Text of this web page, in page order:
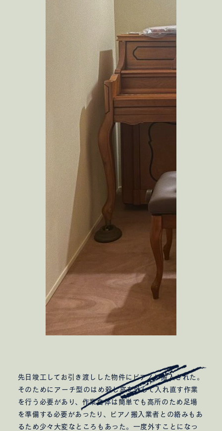
先日竣工してお引き渡しした物件にピアノが搬入された。
そのためにアーチ型のはめ殺し窓を外して入れ直す作業
を行う必要があり、作業自体は簡単でも高所のため足場
を準備する必要があったり、ピアノ搬入業者との絡みもあ
るため少々大変なところもあった。一度外すことになっ